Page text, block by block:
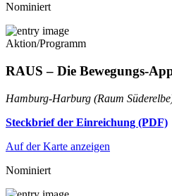
Nominiert
Aktion/Programm
RAUS – Die Bewegungs-
Hamburg-Harburg (Raum
Steckbrief der Einreichung (PDF)
Auf der Karte anzeigen
Nominiert